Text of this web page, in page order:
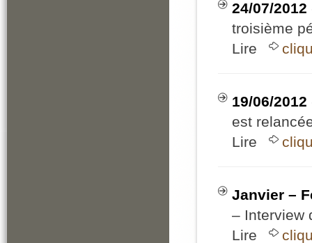
24/07/2012
troisième
Lire
19/06/2012
est
Lire
Janvier –
– Interview
Lire